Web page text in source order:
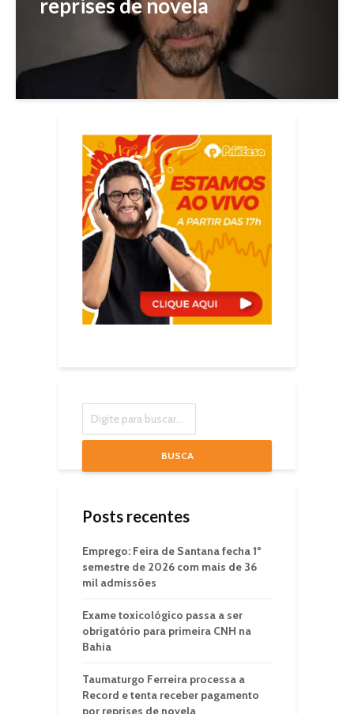
reprises de novela
BUSCA
Posts recentes
Emprego: Feira de Santana fecha 1º
semestre de 2026 com mais de 36
mil admissões
Exame toxicológico passa a ser
obrigatório para primeira CNH na
Bahia
Taumaturgo Ferreira processa a
Record e tenta receber pagamento
por reprises de novela